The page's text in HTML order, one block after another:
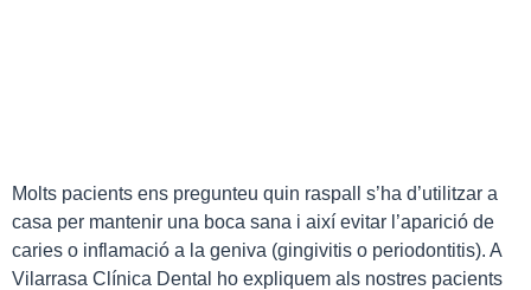
Molts pacients ens pregunteu quin raspall s’ha d’utilitzar a
casa per mantenir una boca sana i així evitar l’aparició de
caries o inflamació a la geniva (gingivitis o periodontitis). A
Vilarrasa Clínica Dental ho expliquem als nostres pacients